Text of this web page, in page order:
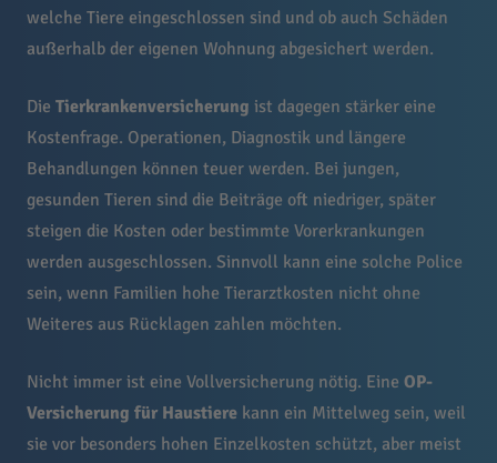
welche Tiere eingeschlossen sind und ob auch Schäden
außerhalb der eigenen Wohnung abgesichert werden.
Die Tierkrankenversicherung ist dagegen stärker eine
Kostenfrage. Operationen, Diagnostik und längere
Behandlungen können teuer werden. Bei jungen,
gesunden Tieren sind die Beiträge oft niedriger, später
steigen die Kosten oder bestimmte Vorerkrankungen
werden ausgeschlossen. Sinnvoll kann eine solche Police
sein, wenn Familien hohe Tierarztkosten nicht ohne
Weiteres aus Rücklagen zahlen möchten.
Nicht immer ist eine Vollversicherung nötig. Eine OP-
Versicherung für Haustiere kann ein Mittelweg sein, weil
sie vor besonders hohen Einzelkosten schützt, aber meist